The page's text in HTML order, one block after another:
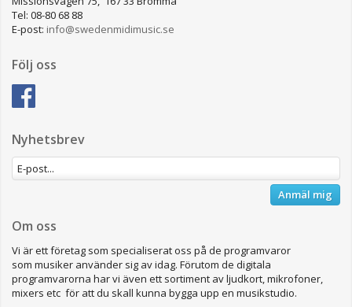
Tel: 08-80 68 88
E-post: info@swedenmidimusic.se
Följ oss
Nyhetsbrev
Anmäl mig
Om oss
Vi är ett företag som specialiserat oss på de programvaror
som musiker använder sig av idag. Förutom de digitala
programvarorna har vi även ett sortiment av ljudkort, mikrofoner,
mixers etc för att du skall kunna bygga upp en musikstudio.